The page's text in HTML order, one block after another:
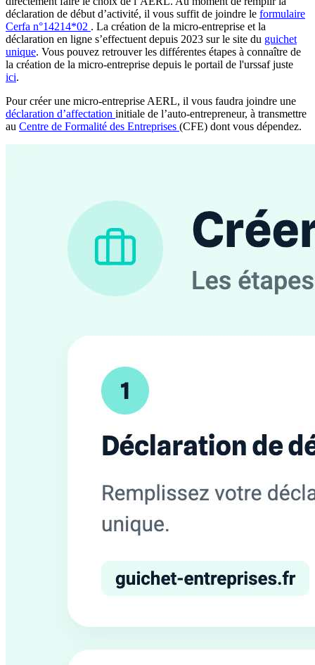
déclaration de début d’activité, il vous suffit de joindre le formulaire
Cerfa n°14214*02 . La création de la micro-entreprise et la
déclaration en ligne s’effectuent depuis 2023 sur le site du guichet
unique. Vous pouvez retrouver les différentes étapes à connaître de
la création de la micro-entreprise depuis le portail de l'urssaf juste
ici.
Pour créer une micro-entreprise AERL, il vous faudra joindre une
déclaration d’affectation initiale de l’auto-entrepreneur, à transmettre
au Centre de Formalité des Entreprises (CFE) dont vous dépendez.